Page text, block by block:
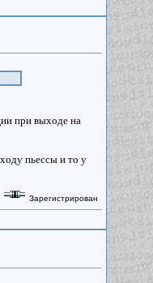
при выходе на
пьессы и то у
Зарегистрирован